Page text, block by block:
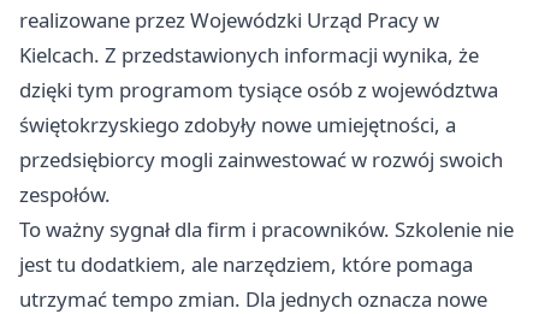
realizowane przez Wojewódzki Urząd Pracy w
Kielcach. Z przedstawionych informacji wynika, że
dzięki tym programom tysiące osób z województwa
świętokrzyskiego zdobyły nowe umiejętności, a
przedsiębiorcy mogli zainwestować w rozwój swoich
zespołów.
To ważny sygnał dla firm i pracowników. Szkolenie nie
jest tu dodatkiem, ale narzędziem, które pomaga
utrzymać tempo zmian. Dla jednych oznacza nowe